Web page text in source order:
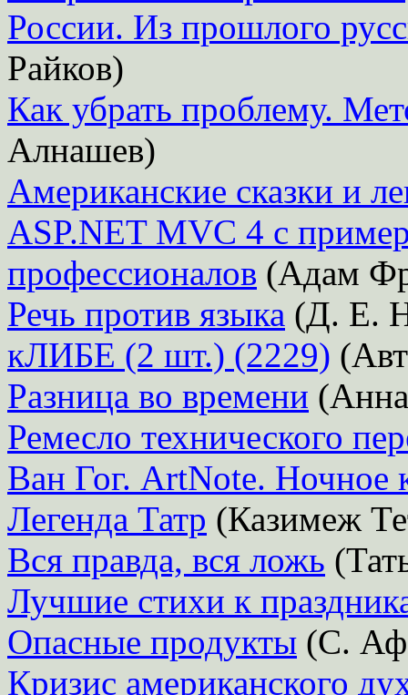
России. Из прошлого
Райков)
Как убрать проблему.
Алнашев)
Американские сказки и
ASP.NET MVC 4 с
профессионалов (Адам
Речь против языка (Д. Е.
кЛИБЕ (2 шт.) (2229)
Разница во времени
Ремесло технического
Ван Гог. ArtNote. Ночное
Легенда Татр (Казимеж
Вся правда, вся ложь
Лучшие стихи к
Опасные продукты (С.
Кризис американского